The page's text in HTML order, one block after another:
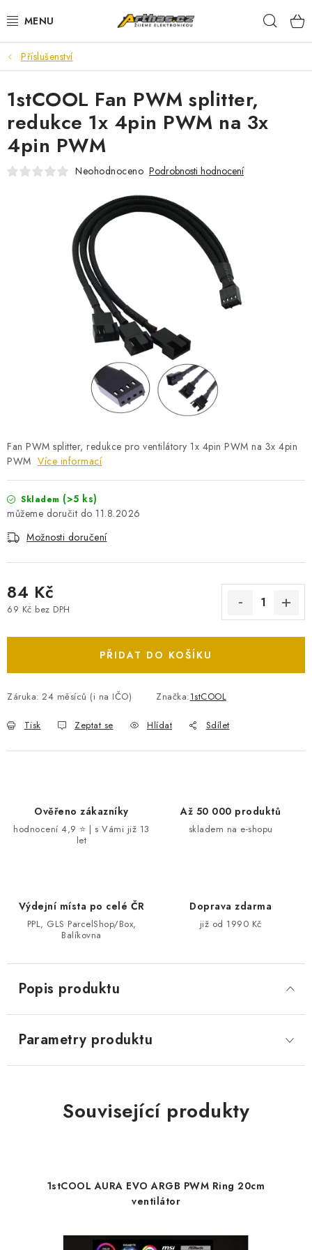
na
TELEFONY, TABLETY
POČÍTAČE, NOTEBOOKY
PRO HRÁČE
ELEKTRONIKA
PŘEDVÁDĚCÍ ELEKTRONIKA
SPOTŘEBIČE
SERVIS
FIRMY, ŠKOLY, PARTNEŘI
O NÁS
Příslušenství
Fan PWM splitter, redukce pro ventilátory 1x 4pin PWM na 3x 4pin
PWM Více informací
Skladem (>5 ks)
11.8.2026
Možnosti doručení
84 Kč
69 Kč bez DPH
PŘIDAT DO KOŠÍKU
Záruka: 24 měsíců (i na IČO) Značka:1stCOOL
Tisk Zeptat se Hlídat Sdílet
1stCOOL Fan PWM splitter,
redukce 1x 4pin PWM na 3x
4pin PWM
Neohodnoceno Podrobnosti hodnocení
Ověřeno zákazníky
hodnocení 4,9 ⭐ | s Vámi již 13
let
Až 50 000 produktů
skladem na e-shopu
Výdejní místa po celé ČR
PPL, GLS ParcelShop/Box,
Balíkovna
Doprava zdarma
již od 1990 Kč
Popis produktu
Parametry produktu
Související produkty
1stCOOL AURA EVO ARGB PWM Ring 20cm
ventilátor